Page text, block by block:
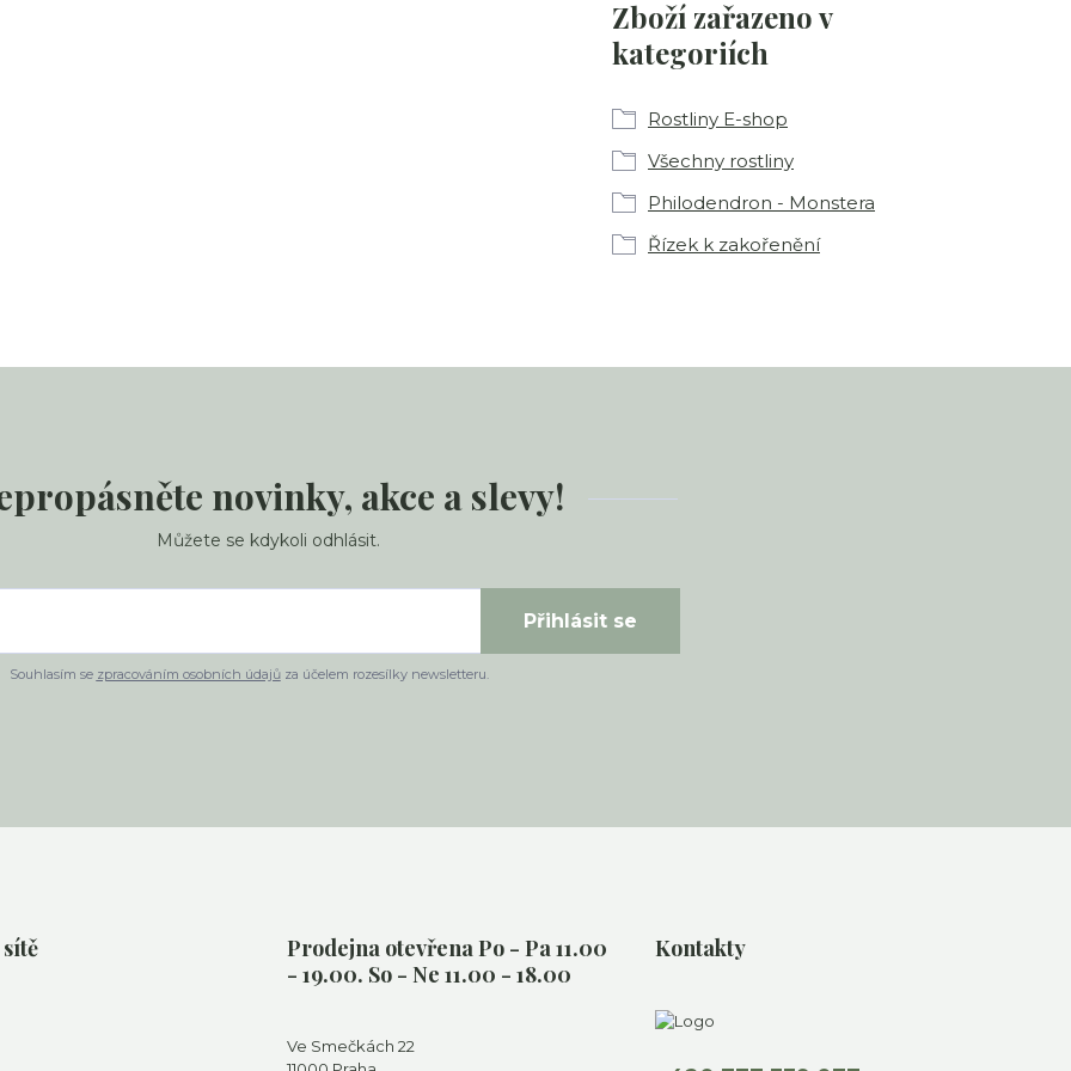
Zboží zařazeno v
kategoriích
Rostliny E-shop
Všechny rostliny
Philodendron - Monstera
Řízek k zakořenění
novinky, akce a slevy!
Můžete se kdykoli odhlásit.
Přihlásit se
Souhlasím se zpracováním osobních údajůza účelem rozesílky newsletteru.
Prodejna otevřena Po - Pa 11.00
- 19.00. So - Ne 11.00 - 18.00
Ve Smečkách 22
Kontakty